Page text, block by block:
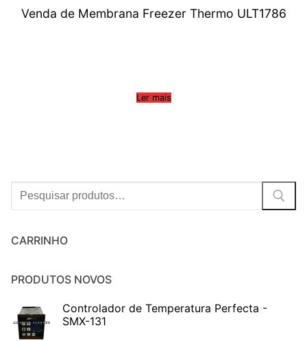
Venda de Membrana Freezer Thermo ULT1786
Ler mais
Procurar:
CARRINHO
PRODUTOS NOVOS
Controlador de Temperatura Perfecta -
SMX-131